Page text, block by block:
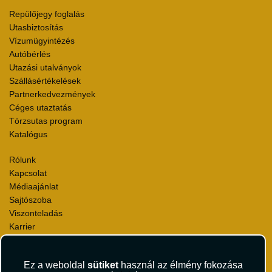
Ez a weboldal sütikethasznál az élmény fokozása
Repülőjegy foglalás
Utasbiztosítás
Vízumügyintézés
Autóbérlés
Utazási utalványok
Szállásértékelések
Partnerkedvezmények
Céges utaztatás
Törzsutas program
Katalógus
Rólunk
Kapcsolat
Médiaajánlat
Sajtószoba
Viszonteladás
Karrier
Környezettudatosság